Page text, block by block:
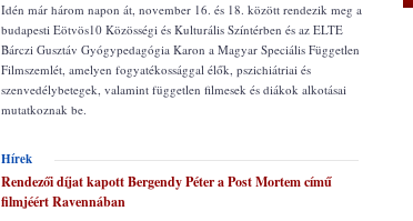
Idén már három napon át, november 16. és 18. között rendezik meg a
budapesti Eötvös10 Közösségi és Kulturális Színtérben és az ELTE
Bárczi Gusztáv Gyógypedagógia Karon a Magyar Speciális Független
Filmszemlét, amelyen fogyatékossággal élők, pszichiátriai és
szenvedélybetegek, valamint független filmesek és diákok alkotásai
mutatkoznak be.
Hírek
Rendezői díjat kapott Bergendy Péter a Post Mortem című
filmjéért Ravennában